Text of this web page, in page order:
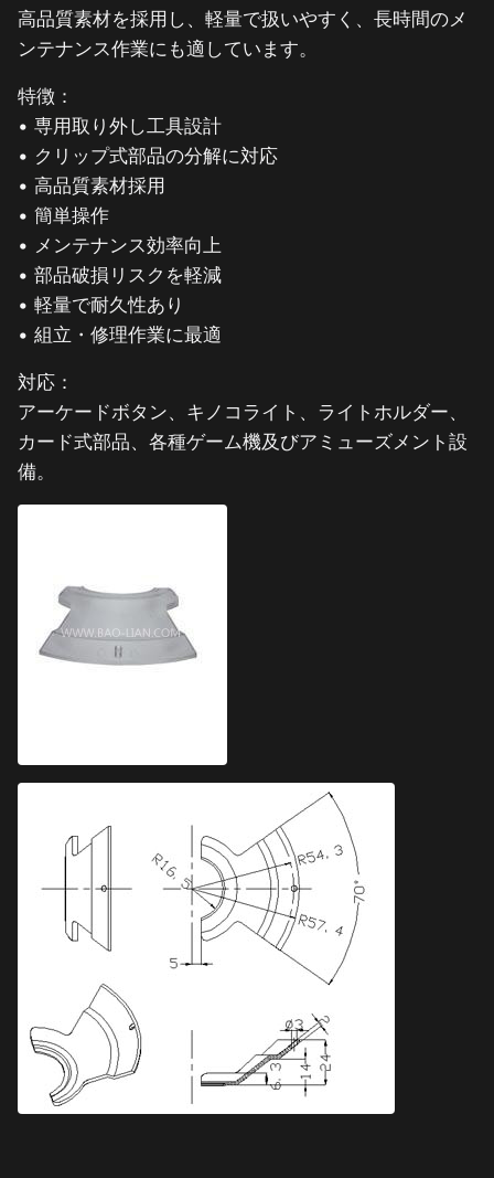
高品質素材を採用し、軽量で扱いやすく、長時間のメ
ンテナンス作業にも適しています。
特徴：
• 専用取り外し工具設計
• クリップ式部品の分解に対応
• 高品質素材採用
• 簡単操作
• メンテナンス効率向上
• 部品破損リスクを軽減
• 軽量で耐久性あり
• 組立・修理作業に最適
対応：
アーケードボタン、キノコライト、ライトホルダー、
カード式部品、各種ゲーム機及びアミューズメント設
備。